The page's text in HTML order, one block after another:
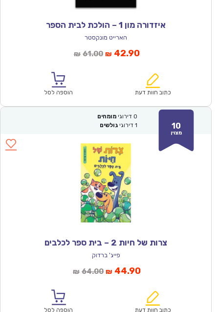
איזדורה מון 1 – הולכת לבית הספר
הארייט מונקסטר
₪ 61.00המחיר
₪61.00.
₪ 42.90המחיר
הוא:
כתוב חוות דעת הוספה לסל
10
מצוין
0 דירוגי מומחים
1 דירוגי גולשים
צרות של חיות 2 – בית ספר לכלבים
פייג' ברדוק
₪ 64.00המחיר
₪ 44.90המחיר
הוא:
כתוב חוות דעת הוספה לסל